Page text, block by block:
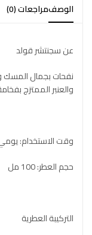
الوصفمراجعات (0)
عن سجنتشر قولد
نفحات بجمال المسك
والعنبر الممتزج
وقت الاستخدام:
حجم العطر: 100 مل
التركيبة العطرية